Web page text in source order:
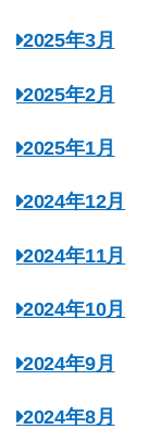
2025年3月
2025年2月
2025年1月
2024年12月
2024年11月
2024年10月
2024年9月
2024年8月